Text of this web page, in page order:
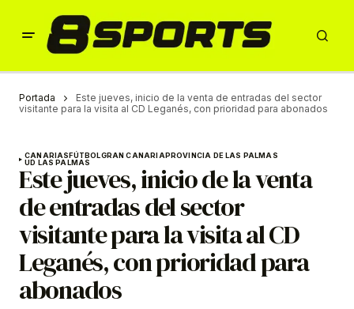
Portada
Este jueves, inicio de la venta de entradas del sector
visitante para la visita al CD Leganés, con prioridad para abonados
CANARIASFÚTBOLGRAN CANARIAPROVINCIA DE LAS PALMAS
UD LAS PALMAS
Este jueves, inicio de la venta
de entradas del sector
visitante para la visita al CD
Leganés, con prioridad para
abonados